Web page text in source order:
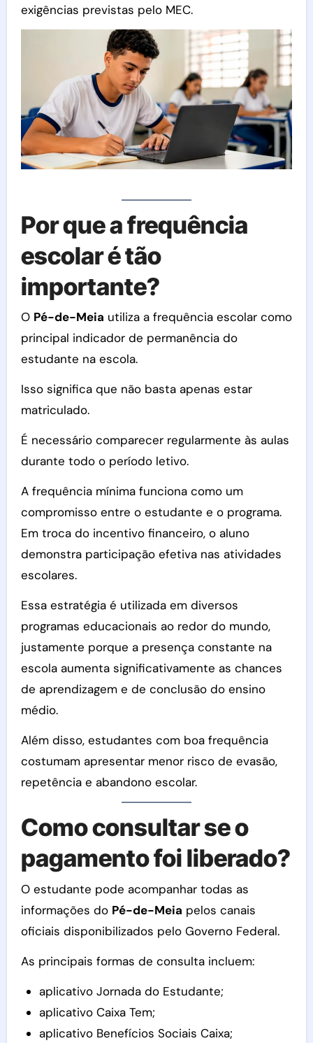
exigências previstas pelo MEC.
Por que a frequência
escolar é tão
importante?
O Pé-de-Meia utiliza a frequência escolar como
principal indicador de permanência do
estudante na escola.
Isso significa que não basta apenas estar
matriculado.
É necessário comparecer regularmente às aulas
durante todo o período letivo.
A frequência mínima funciona como um
compromisso entre o estudante e o programa.
Em troca do incentivo financeiro, o aluno
demonstra participação efetiva nas atividades
escolares.
Essa estratégia é utilizada em diversos
programas educacionais ao redor do mundo,
justamente porque a presença constante na
escola aumenta significativamente as chances
de aprendizagem e de conclusão do ensino
médio.
Além disso, estudantes com boa frequência
costumam apresentar menor risco de evasão,
repetência e abandono escolar.
Como consultar se o
pagamento foi liberado?
O estudante pode acompanhar todas as
informações do Pé-de-Meia pelos canais
oficiais disponibilizados pelo Governo Federal.
As principais formas de consulta incluem:
aplicativo Jornada do Estudante;
aplicativo Caixa Tem;
aplicativo Benefícios Sociais Caixa;